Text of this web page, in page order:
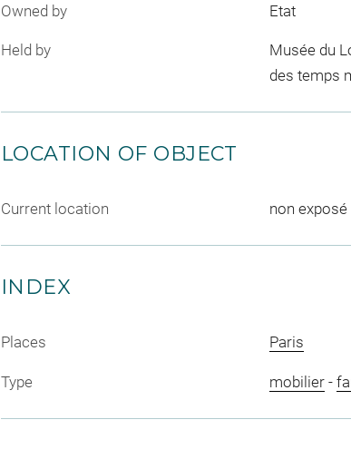
Owned by Etat
Held by
Musée du
des temps
LOCATION OF OBJECT
Current location non exposé
INDEX
Places Paris
Type mobilier-